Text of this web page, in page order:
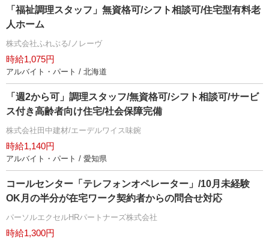
「福祉調理スタッフ」無資格可/シフト相談可/住宅型有料老
人ホーム
株式会社ふれぶる/ノレーヴ
時給1,075円
アルバイト・パート / 北海道
「週2から可」調理スタッフ/無資格可/シフト相談可/サービ
ス付き高齢者向け住宅/社会保障完備
株式会社田中建材/エーデルワイス味鋺
時給1,140円
アルバイト・パート / 愛知県
コールセンター「テレフォンオペレーター」/10月未経験
OK月の半分が在宅ワーク契約者からの問合せ対応
パーソルエクセルHRパートナーズ株式会社
時給1,300円